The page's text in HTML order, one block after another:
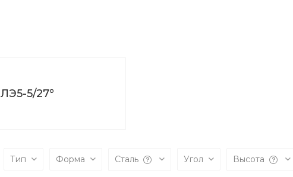
ЛЭ5-5/27°
Тип Форма Сталь Угол Высота